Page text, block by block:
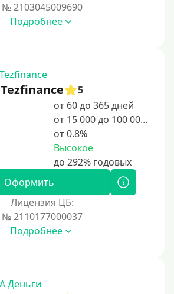
№ 2103045009690
Подробнее
Tezfinance
5
от 60 до 365 дней
от 15 000 до 100 000 ₽
от 0.8%
Высокое
Оформить
Лицензия ЦБ:
№ 2110177000037
Подробнее